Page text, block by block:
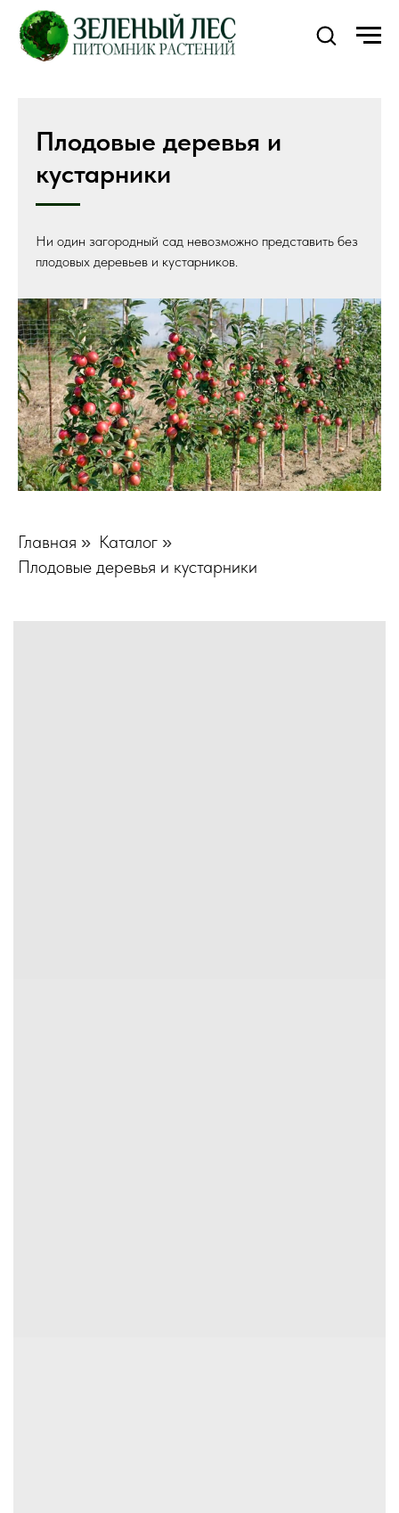
Плодовые деревья и
кустарники
Ни один загородный сад невозможно представить без
плодовых деревьев и кустарников.
Главная » Каталог »
Плодовые деревья и кустарники